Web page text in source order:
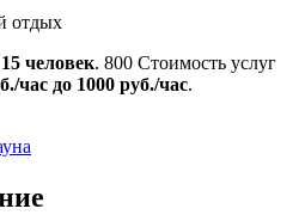
отдых
15 человек. 800 Стоимость услуг
час до 1000 руб./час.